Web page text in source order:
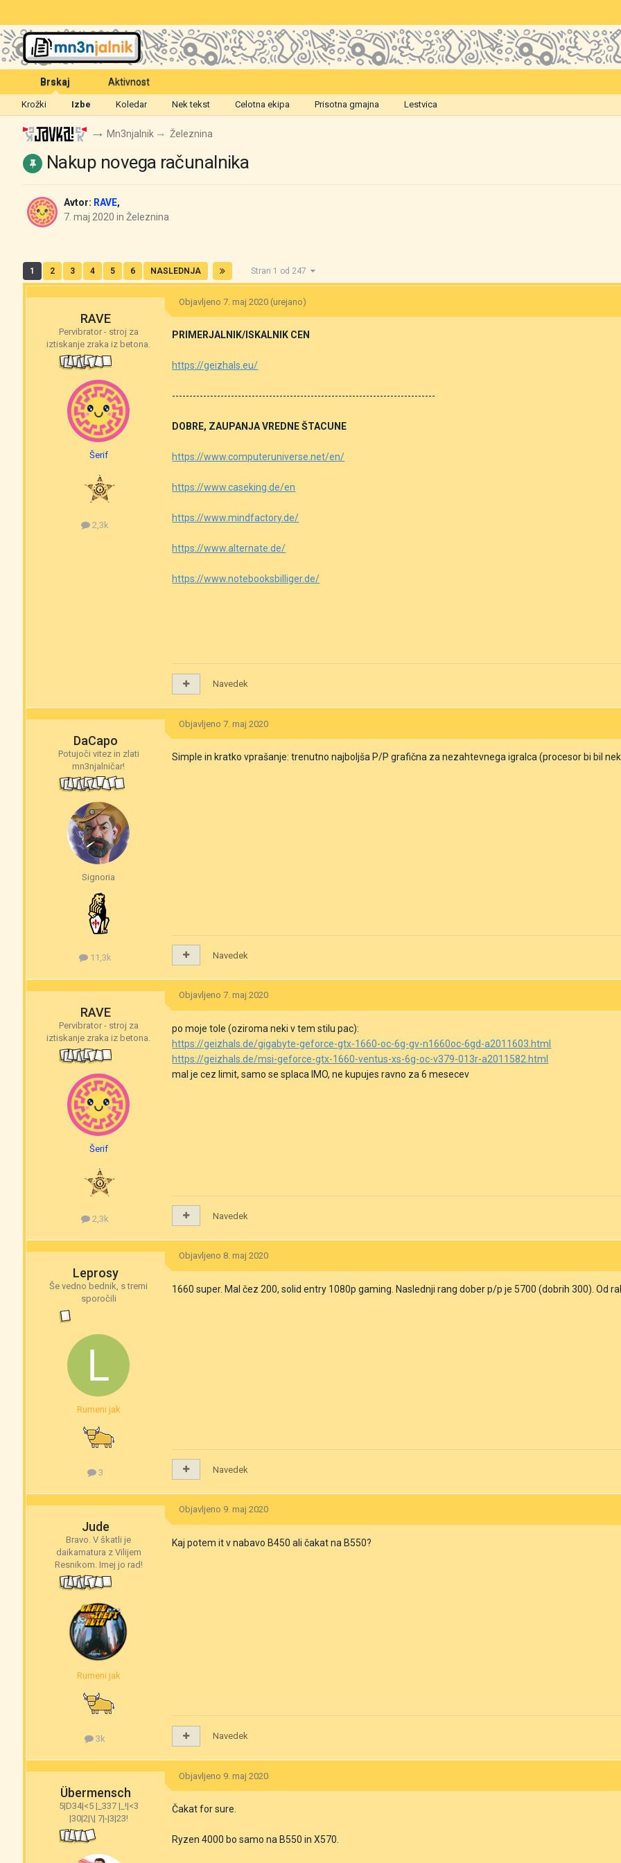
Brskaj
Krožki Izbe Koledar Nek tekst Celotna ekipa Prisotna gmajna Lestvica
Aktivnost
Mn3njalnik Železnina
Nakup novega računalnika
Avtor: RAVE,
7. maj 2020 inŽeleznina
1 2 3 4 5 6 NASLEDNJA Stran 1 od 247
RAVE
Pervibrator - stroj za
iztiskanje zraka iz betona.
Šerif
2,3k
Objavljeno7. maj 2020 (urejano)
PRIMERJALNIK/ISKALNIK CEN
https://geizhals.eu/
----------------------------------------------------------------------------
DOBRE, ZAUPANJA VREDNE ŠTACUNE
https://www.computeruniverse.net/en/
https://www.caseking.de/en
https://www.mindfactory.de/
https://www.alternate.de/
https://www.notebooksbilliger.de/
Navedek
DaCapo
Potujoči vitez in zlati
mn3njalničar!
Signoria
11,3k
Objavljeno7. maj 2020
Simple in kratko vprašanje: trenutno najboljša P/P grafična za nezahtevnega igralca (procesor bi bil
Navedek
RAVE
Pervibrator - stroj za
iztiskanje zraka iz betona.
Šerif
2,3k
Objavljeno7. maj 2020
po moje tole (oziroma neki v tem stilu pac):
https://geizhals.de/gigabyte-geforce-gtx-1660-oc-6g-gv-n1660oc-6gd-a2011603.html
https://geizhals.de/msi-geforce-gtx-1660-ventus-xs-6g-oc-v379-013r-a2011582.html
mal je cez limit, samo se splaca IMO, ne kupujes ravno za 6 mesecev
Navedek
Leprosy
Še vedno bednik, s tremi
sporočili
Rumeni jak
3
Objavljeno 8. maj 2020
1660 super. Mal čez 200, solid entry 1080p gaming. Naslednji rang dober p/p je 5700 (dobrih 300). Od
Navedek
Jude
Bravo. V škatli je
daikamatura z Vilijem
Resnikom. Imej jo rad!
Rumeni jak
3k
Objavljeno 9. maj 2020
Kaj potem it v nabavo B450 ali čakat na B550?
Navedek
Übermensch
5|D34|<5 |_337 |_!|<3
|30|2|\| 7|-|3|23!
Objavljeno 9. maj 2020
Čakat for sure.
Ryzen 4000 bo samo na B550 in X570.